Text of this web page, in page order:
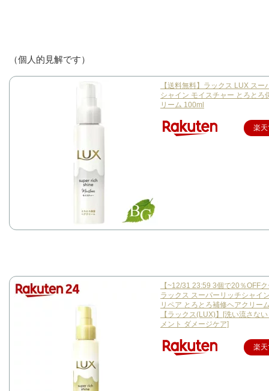
（個人的見解です）
【送料無料】ラックス LUX スー
シャイン モイスチャー とろとろ
リーム 100ml
楽
【~12/31 23:59 3個で20％OFF
ラックス スーパーリッチシャイ
リペア とろとろ補修ヘアクリー
【ラックス(LUX)】[洗い流さな
メント ダメージケア]
楽